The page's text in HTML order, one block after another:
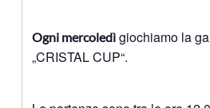
Ogni mercoledìgiochiamo la
„CRISTAL CUP“.